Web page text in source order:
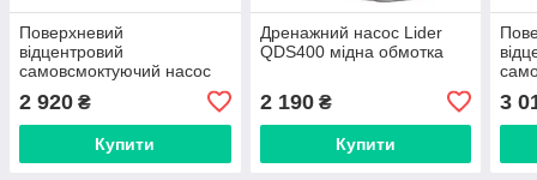
Поверхневий
відцентровий
самовсмоктуючий насос
мідна обмотка
2 920 ₴
Купити
Дренажний насос Lider
QDS400 мідна обмотка
2 190₴
Купити
3